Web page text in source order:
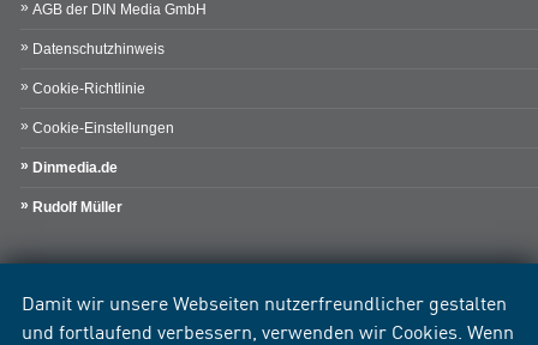
Damit wir unsere Webseiten nutzerfreundlicher gestalten
und fortlaufend verbessern, verwenden wir Cookies. Wenn
AGB der DIN Media GmbH
Datenschutzhinweis
Cookie-Richtlinie
Cookie-Einstellungen
Dinmedia.de
Rudolf Müller